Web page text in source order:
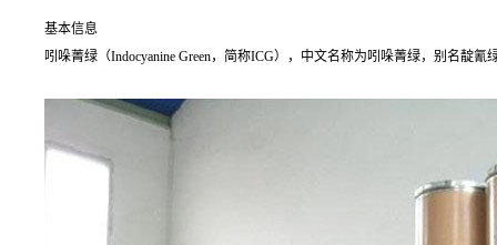
基本信息
吲哚菁绿（Indocyanine Green，简称ICG），中文名称为吲哚菁绿，别名靛